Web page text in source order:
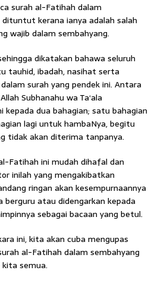
surah al-Fatihah dalam
kerana ianya adalah salah
wajib dalam sembahyang.
dikatakan bahawa seluruh
tauhid, ibadah, nasihat serta
surah yang pendek ini. Antara
Subhanahu wa Ta‘ala
kepada dua bahagian; satu bahagian
lagi untuk hambaNya, begitu
tidak akan diterima tanpanya.
Fatihah ini mudah dihafal dan
inilah yang mengakibatkan
ringan akan kesempurnaannya
berguru atau didengarkan kepada
sebagai bacaan yang betul.
ini, kita akan cuba mengupas
al-Fatihah dalam sembahyang
semua.